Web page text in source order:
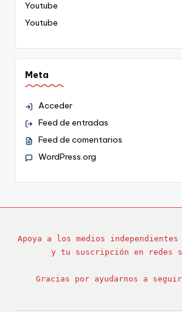
Youtube
Youtube
Meta
Acceder
Feed de entradas
Feed de comentarios
WordPress.org
Apoya a los medios
y tu suscripción en redes
Gracias por ayudarnos a